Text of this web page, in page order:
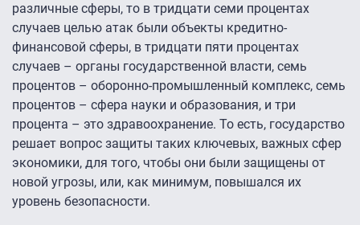
различные сферы, то в тридцати семи процентах
случаев целью атак были объекты кредитно-
финансовой сферы, в тридцати пяти процентах
случаев – органы государственной власти, семь
процентов – оборонно-промышленный комплекс, семь
процентов – сфера науки и образования, и три
процента – это здравоохранение. То есть, государство
решает вопрос защиты таких ключевых, важных сфер
экономики, для того, чтобы они были защищены от
новой угрозы, или, как минимум, повышался их
уровень безопасности.